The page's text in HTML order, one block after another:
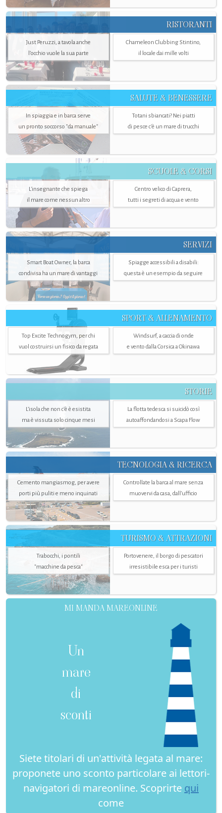
RISTORANTI
Just Peruzzi, a tavola anche
l’occhio vuole la sua parte
Chameleon Clubbing Stintino,
il locale dai mille volti
SALUTE & BENESSERE
In spiaggia e in barca serve
un pronto soccorso "da manuale"
Totani sbiancati? Nei piatti
di pesce c'è un mare di trucchi
SCUOLE & CORSI
L'insegnante che spiega
il mare come nessun altro
Centro velico di Caprera,
tutti i segreti di acqua e vento
SERVIZI
Smart Boat Owner, la barca
condivisa ha un mare di vantaggi
Spiagge accessibili a disabili:
questa è un esempio da seguire
SPORT & ALLENAMENTO
Top Excite Technogym, per chi
vuol costruirsi un fisico da regata
Windsurf, a caccia di onde
e vento dalla Corsica a Okinawa
STORIE
L’isola che non c'è è esistita
ma è vissuta solo cinque mesi
La flotta tedesca si suicidò così
autoaffondandosi a Scapa Flow
TECNOLOGIA & RICERCA
Cemento mangiasmog, per avere
porti più puliti e meno inquinati
Controllate la barca al mare senza
muovervi da casa, dall’ufficio
TURISMO & ATTRAZIONI
Trabocchi, i pontili
"macchine da pesca"
Portovenere, il borgo di pescatori
irresistibile esca per i turisti
MI MANDA MAREONLINE
Un
mare
di
sconti
Siete titolari di un'attività legata al mare:
proponete uno sconto particolare ai lettori-
navigatori di mareonline. Scoprirte qui
come